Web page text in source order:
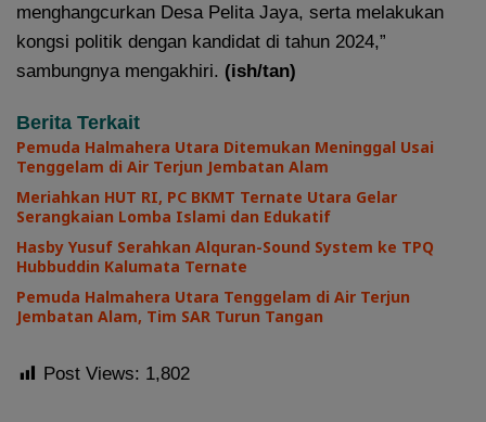
menghangcurkan Desa Pelita Jaya, serta melakukan
kongsi politik dengan kandidat di tahun 2024,”
sambungnya mengakhiri. (ish/tan)
Berita Terkait
Pemuda Halmahera Utara Ditemukan Meninggal Usai
Tenggelam di Air Terjun Jembatan Alam
Meriahkan HUT RI, PC BKMT Ternate Utara Gelar
Serangkaian Lomba Islami dan Edukatif
Hasby Yusuf Serahkan Alquran-Sound System ke TPQ
Hubbuddin Kalumata Ternate
Pemuda Halmahera Utara Tenggelam di Air Terjun
Jembatan Alam, Tim SAR Turun Tangan
Post Views: 1,802